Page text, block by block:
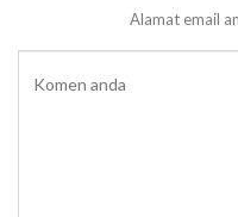
Alamat email